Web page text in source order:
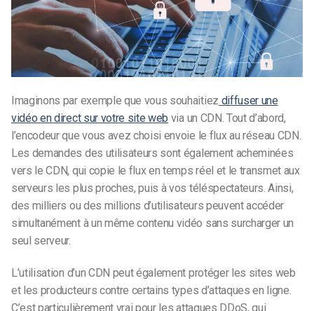
Imaginons par exemple que vous souhaitiez diffuser une
vidéo en direct sur votre site web via un CDN. Tout d’abord,
l’encodeur que vous avez choisi envoie le flux au réseau CDN.
Les demandes des utilisateurs sont également acheminées
vers le CDN, qui copie le flux en temps réel et le transmet aux
serveurs les plus proches, puis à vos téléspectateurs. Ainsi,
des milliers ou des millions d’utilisateurs peuvent accéder
simultanément à un même contenu vidéo sans surcharger un
seul serveur.
L’utilisation d’un CDN peut également protéger les sites web
et les producteurs contre certains types d’attaques en ligne.
C’est particulièrement vrai pour les attaques DDoS, qui